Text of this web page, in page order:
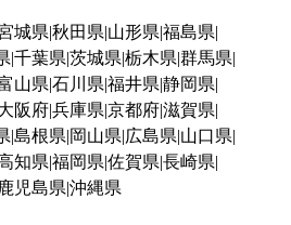
城県 秋田県 山形県 福島県
千葉県 茨城県 栃木県 群馬県
山県 石川県 福井県 静岡県
阪府兵庫県 京都府滋賀県
島根県 岡山県 広島県 山口県
知県 福岡県 佐賀県 長崎県
鹿児島県 沖縄県